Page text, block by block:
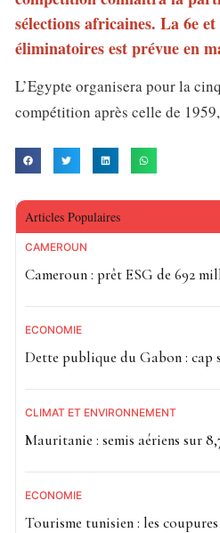
sélections africaines. La 6e
éliminatoires est prévue en
L’Egypte organisera pour la
compétition après celle de
Articles Populaires
CAMEROUN
Cameroun : prêt ESG de 692
ECONOMIE
Dette publique du Gabon : cap
CLIMAT ET ENVIRONNEMENT
Mauritanie : semis aériens sur
ECONOMIE
Tourisme tunisien : les